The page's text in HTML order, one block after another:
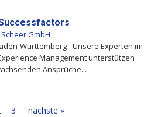
Scheer GmbH
Württemberg - Unsere Experten im
Management unterstützen
Ansprüche...
3 nächste »